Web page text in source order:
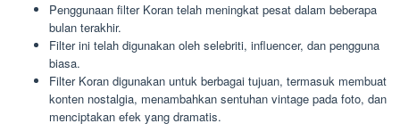
Penggunaan filter Koran telah meningkat pesat dalam beberapa
bulan terakhir.
Filter ini telah digunakan oleh selebriti, influencer, dan pengguna
biasa.
Filter Koran digunakan untuk berbagai tujuan, termasuk membuat
konten nostalgia, menambahkan sentuhan vintage pada foto, dan
menciptakan efek yang dramatis.